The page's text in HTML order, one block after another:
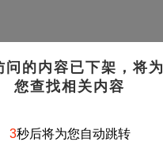
发表评论
问的内容已下架，将为
您查找相关内容
3秒后将为您自动跳转